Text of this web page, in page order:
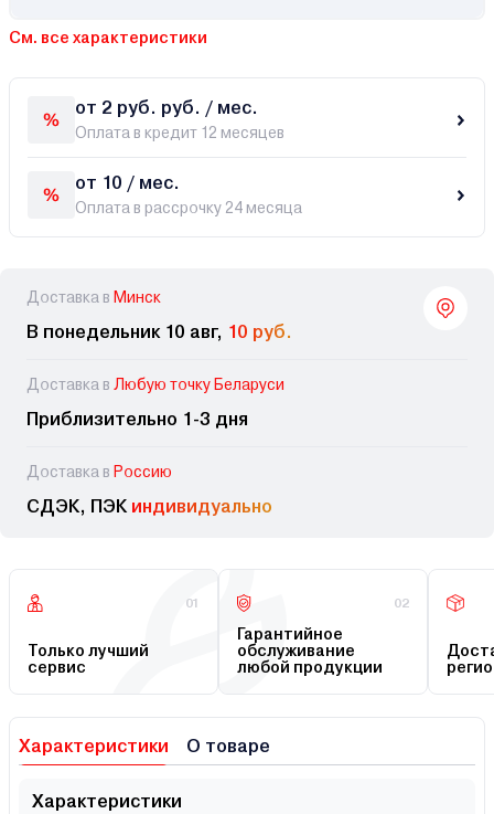
См. все характеристики
от 2 руб. руб. / мес.
Оплата в кредит 12 месяцев
от 10 / мес.
Оплата в рассрочку 24 месяца
Доставка в Минск
В понедельник 10 авг, 10 руб.
Доставка в Любую точку Беларуси
Приблизительно 1-3 дня
Доставка в Россию
СДЭК, ПЭК индивидуально
01
Только лучший
сервис
02
Гарантийное
обслуживание
любой продукции
Характеристики О товаре
Характеристики